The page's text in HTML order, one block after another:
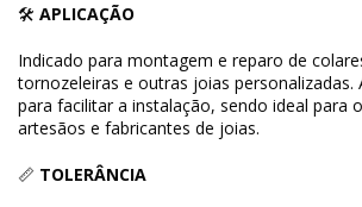
🛠 APLICAÇÃO
Indicado para montagem e reparo de
tornozeleiras e outras joias personalizadas.
para facilitar a instalação, sendo ideal para
artesãos e fabricantes de joias.
📏 TOLERÂNCIA